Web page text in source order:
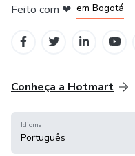
Feito com ❤ em Bogotá
Conheça a Hotmart
Idioma
Português